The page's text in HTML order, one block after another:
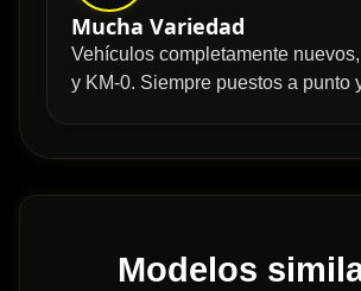
Mucha Variedad
Vehículos completamente
y KM-0. Siempre puestos a punto
Modelos